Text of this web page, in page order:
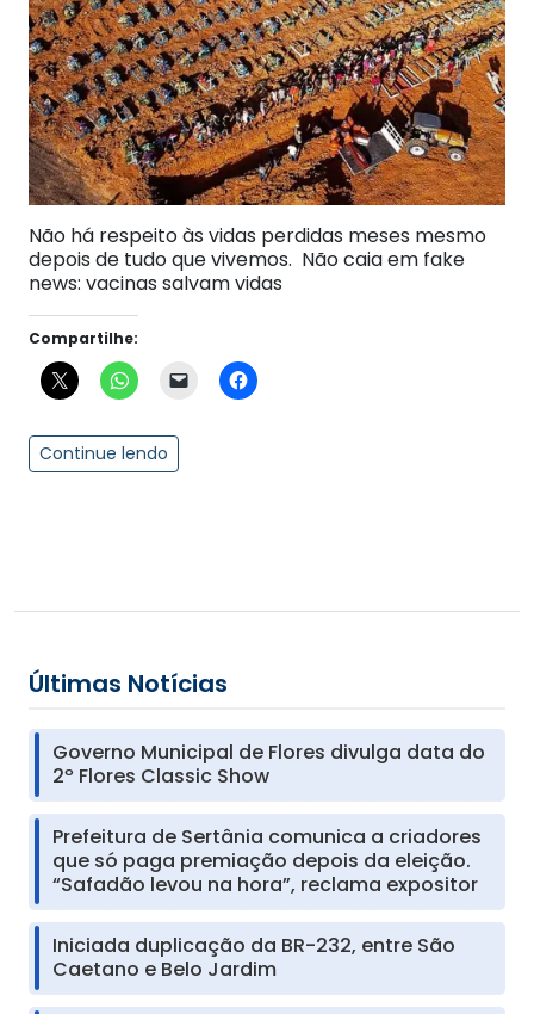
Não há respeito às vidas perdidas meses mesmo
depois de tudo que vivemos. Não caia em fake
news: vacinas salvam vidas
Compartilhe:
Continue lendo
Últimas Notícias
Governo Municipal de Flores divulga data do
2º Flores Classic Show
Prefeitura de Sertânia comunica a criadores
que só paga premiação depois da eleição.
“Safadão levou na hora”, reclama expositor
Iniciada duplicação da BR-232, entre São
Caetano e Belo Jardim